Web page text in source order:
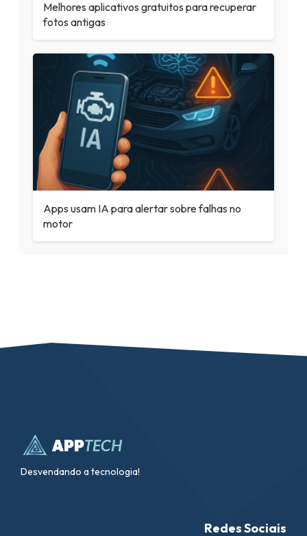
Melhores aplicativos gratuitos para recuperar
fotos antigas
Apps usam IA para alertar sobre falhas no
motor
Desvendando a tecnologia!
Redes Sociais